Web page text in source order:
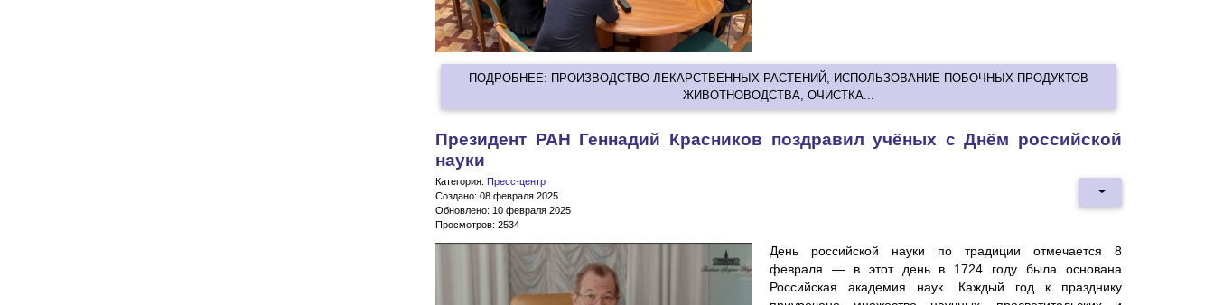
ПОДРОБНЕЕ: ПРОИЗВОДСТВО ЛЕКАРСТВЕННЫХ РАСТЕНИЙ, ИСПОЛЬЗОВАНИЕ ПОБОЧНЫХ ПРОДУКТОВ
ЖИВОТНОВОДСТВА, ОЧИСТКА...
Президент РАН Геннадий Красников поздравил учёных с Днём российской
науки
Категория: Пресс-центр
Создано: 08 февраля 2025
Обновлено: 10 февраля 2025
Просмотров: 2534
День российской науки по традиции отмечается 8
февраля — в этот день в 1724 году была основана
Российская академия наук. Каждый год к празднику